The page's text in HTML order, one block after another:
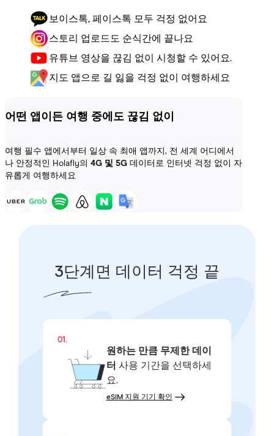
보이스톡, 페이스톡 모두 걱정 없어요
스토리 업로드도 순식간에 끝나요
유튜브 영상을 끊김 없이 시청할 수 있어요.
지도 앱으로 길 잃을 걱정 없이 여행하세요
어떤 앱이든 여행 중에도 끊김 없이
여행 필수 앱에서부터 일상 속 최애 앱까지, 전 세계 어디에서
나 안정적인 Holafly의 4G 및 5G 데이터로 인터넷 걱정 없이 자
유롭게 여행하세요
3단계면 데이터 걱정 끝
01.
원하는 만큼 무제한 데이
터 사용 기간을 선택하세
요.
eSIM 지원 기기 확인